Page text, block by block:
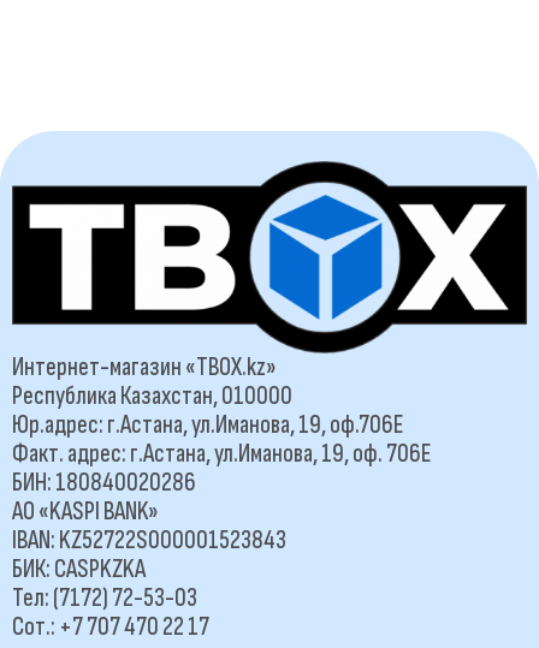
Интернет-магазин «TBOX.kz»
Республика Казахстан, 010000
Юр.адрес: г.Астана, ул.Иманова, 19, оф.706Е
Факт. адрес: г.Астана, ул.Иманова, 19, оф. 706Е
БИН: 180840020286
АО «KASPI BANK»
IBAN: KZ52722S000001523843
БИК: CASPKZKA
Тел: (7172) 72-53-03
Сот.: +7 707 470 22 17